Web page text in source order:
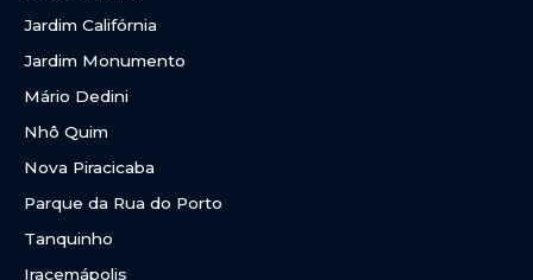
Jardim Califórnia
Jardim Monumento
Mário Dedini
Nhô Quim
Nova Piracicaba
Parque da Rua do Porto
Tanquinho
Iracemápolis